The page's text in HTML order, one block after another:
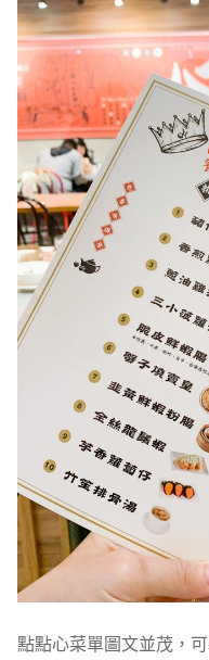
點點心菜單圖文並茂，